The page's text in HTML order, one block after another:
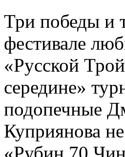
Три победы и
фестивале
«Русской
середине»
подопечные
Куприянова